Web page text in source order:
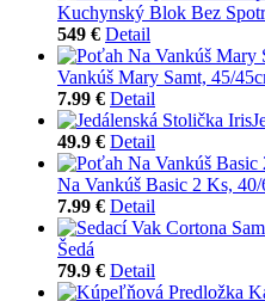
Kuchynský Blok Bez
549 € Detail
Vankúš Mary Samt, 45/
7.99 € Detail
49.9 € Detail
Na Vankúš Basic 2 Ks,
7.99 € Detail
Šedá
79.9 € Detail